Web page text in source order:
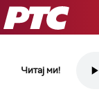
РТС
Читај ми!